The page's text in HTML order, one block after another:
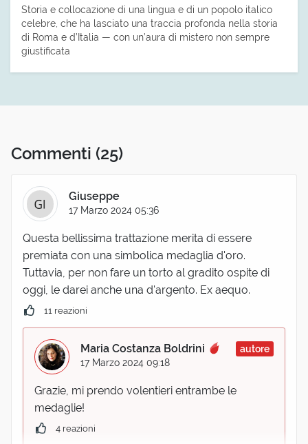
Storia e collocazione di una lingua e di un popolo italico
celebre, che ha lasciato una traccia profonda nella storia
di Roma e d’Italia — con un’aura di mistero non sempre
giustificata
Commenti (25)
Giuseppe
17 Marzo 2024 05:36
Questa bellissima trattazione merita di essere
premiata con una simbolica medaglia d'oro.
Tuttavia, per non fare un torto al gradito ospite di
oggi, le darei anche una d'argento. Ex aequo.
11 reazioni
Maria Costanza Boldrini
autore
17 Marzo 2024 09:18
Grazie, mi prendo volentieri entrambe le
medaglie!
4 reazioni